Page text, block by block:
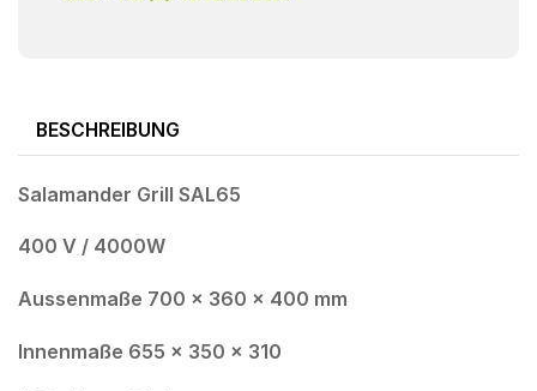
BESCHREIBUNG
Salamander Grill SAL65
400 V / 4000W
Aussenmaße 700 x 360 x 400 mm
Innenmaße 655 x 350 x 310